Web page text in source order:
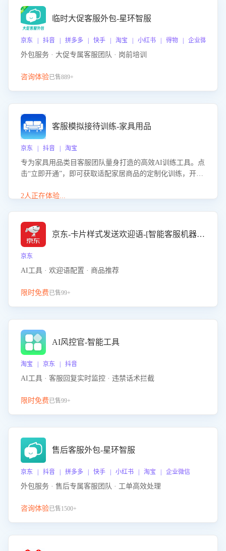
临时大促客服外包-星环智服
京东 | 抖音 | 拼多多 | 快手 | 淘宝 | 小红书 | 得物 | 企业微信
外包服务 · 大促专属客服团队 · 岗前培训
咨询体验已售889+
客服模拟接待训练-家具用品
京东 | 抖音 | 淘宝
专为家具用品类目客服团队量身打造的高效AI训练工具。点
击“立即开通”，即可获取适配家居商品的定制化训练，开启
能、尺寸参数咨询等高频场景下的专业应对能力。
2人正在体验...
京东-卡片样式发送欢迎语-[智能客服机器人]
京东
AI工具 · 欢迎语配置 · 商品推荐
限时免费已售99+
AI风控官-智能工具
淘宝 | 京东 | 抖音
AI工具 · 客服回复实时监控 · 违禁话术拦截
限时免费已售99+
售后客服外包-星环智服
京东 | 抖音 | 拼多多 | 快手 | 小红书 | 淘宝 | 企业微信
外包服务 · 售后专属客服团队 · 工单高效处理
咨询体验已售1500+